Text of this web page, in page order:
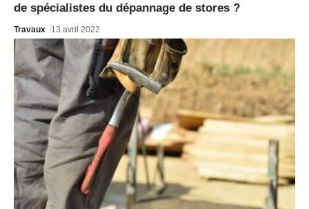
de spécialistes du dépannage de stores ?
Travaux 13 avril 2022